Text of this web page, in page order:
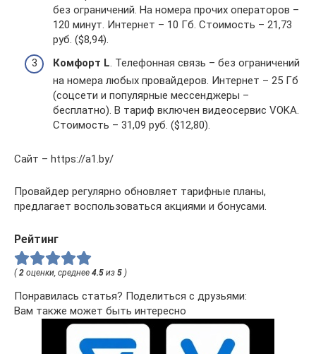
без ограничений. На номера прочих операторов –
120 минут. Интернет – 10 Гб. Стоимость – 21,73
руб. ($8,94).
Комфорт L. Телефонная связь – без ограничений
на номера любых провайдеров. Интернет – 25 Гб
(соцсети и популярные мессенджеры –
бесплатно). В тариф включен видеосервис VOKA.
Стоимость – 31,09 руб. ($12,80).
Сайт – https://a1.by/
Провайдер регулярно обновляет тарифные планы,
предлагает воспользоваться акциями и бонусами.
Рейтинг
( 2 оценки, среднее 4.5 из 5 )
Понравилась статья? Поделиться с друзьями:
Вам также может быть интересно